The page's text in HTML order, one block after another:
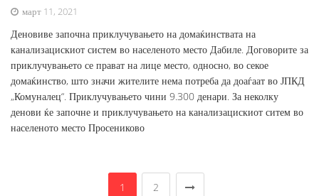
март 11, 2021
Деновиве започна приклучувањето на домаќинствата на
канализацискиот систем во населеното место Дабиле. Договорите за
приклучувањето се прават на лице место, односно, во секое
домаќинство, што значи жителите нема потреба да доаѓаат во ЈПКД
„Комуналец“. Приклучувањето чини 9.300 денари. За неколку
денови ќе започне и приклучувањето на канализацискиот ситем во
населеното место Просениково
1 2